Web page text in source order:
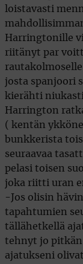
loistavasti
Harringtonille
riitänyt par
josta spanjoori
kierähti
Harrington
( kentän
bunkkerista
seuraavaa
pelasi toisen
joka riitti uran
-Jos olisin
tapahtumien
tällähetkellä
tehnyt jo pitkän
ajatukseni